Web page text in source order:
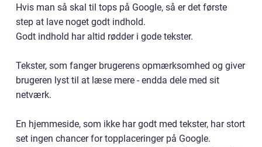
Hvis man så skal til tops på Google, så er det første
step at lave noget godt indhold.
Godt indhold har altid rødder i gode tekster.
Tekster, som fanger brugerens opmærksomhed og giver
brugeren lyst til at læse mere - endda dele med sit
netværk.
En hjemmeside, som ikke har godt med tekster, har stort
set ingen chancer for topplaceringer på Google.